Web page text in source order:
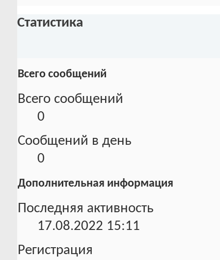
Статистика
Всего сообщений
Всего сообщений
0
Сообщений в день
0
Дополнительная информация
Последняя активность
17.08.2022 15:11
Регистрация